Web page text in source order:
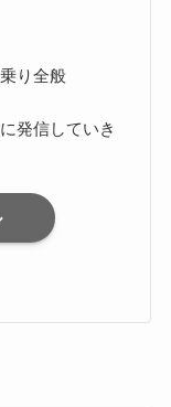
り全般
発信していき